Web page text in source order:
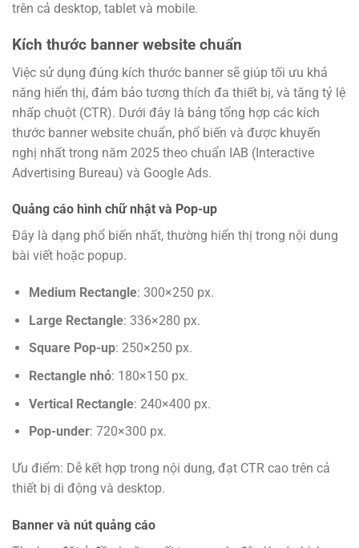
trên cả desktop, tablet và mobile.
Kích thước banner website chuẩn
Việc sử dụng đúng kích thước banner sẽ giúp tối ưu khả
năng hiển thị, đảm bảo tương thích đa thiết bị, và tăng tỷ lệ
nhấp chuột (CTR). Dưới đây là bảng tổng hợp các kích
thước banner website chuẩn, phổ biến và được khuyến
nghị nhất trong năm 2025 theo chuẩn IAB (Interactive
Advertising Bureau) và Google Ads.
Quảng cáo hình chữ nhật và Pop-up
Đây là dạng phổ biến nhất, thường hiển thị trong nội dung
bài viết hoặc popup.
Medium Rectangle: 300×250 px.
Large Rectangle: 336×280 px.
Square Pop-up: 250×250 px.
Rectangle nhỏ: 180×150 px.
Vertical Rectangle: 240×400 px.
Pop-under: 720×300 px.
Ưu điểm: Dễ kết hợp trong nội dung, đạt CTR cao trên cả
thiết bị di động và desktop.
Banner và nút quảng cáo